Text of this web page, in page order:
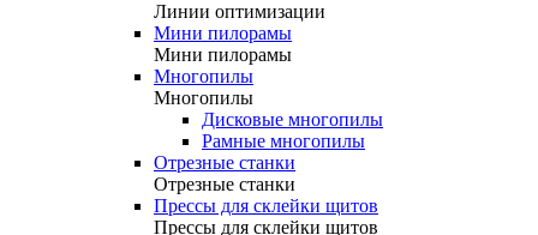
Линии оптимизации
Мини пилорамы
Мини пилорамы
Многопилы
Многопилы
Дисковые многопилы
Рамные многопилы
Отрезные станки
Отрезные станки
Прессы для склейки щитов
Прессы для склейки щитов